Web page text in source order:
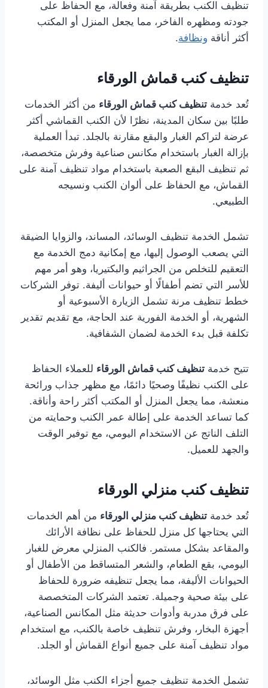
تنظيف الكنب بطريقة آمنة وفعالة، مع الحفاظ على
جودته ومظهره الفاخر، مما يجعل المنزل أو المكتب
أكثر أناقة ونظافة.
تنظيف كنب قماش الورقاء
تُعد خدمة تنظيف كنب قماش الورقاء من أكثر الخدمات
طلبًا بين سكان المدينة، نظرًا لأن الكنب القماشي أكثر
عرضة لتراكم الغبار والبقع مقارنة بالجلد. تبدأ العملية
بإزالة الغبار باستخدام مكانس صناعية وفرش متخصصة،
ثم تنظيف البقع الصعبة باستخدام مواد تنظيف آمنة على
القماش، مع الحفاظ على ألوان الكنب ونسيجه
الطبيعي.
تشمل الخدمة تنظيف الوسائد، المساند، والزوايا الضيقة
التي يصعب الوصول إليها، مع إمكانية دمج الخدمة مع
التعقيم للتخلص من الجراثيم والبكتيريا، وهو أمر مهم
للأسر التي تضم أطفالًا أو حيوانات أليفة. توفر الشركات
خطط تنظيف مرنة تشمل الزيارة الأسبوعية أو
الشهرية، أو الخدمة الفورية عند الحاجة، مع تقديم تقدير
تكلفة قبل بدء الخدمة لضمان الشفافية.
تتيح خدمة تنظيف كنب قماش الورقاء للعملاء الحفاظ
على الكنب نظيفًا وصحيًا دائمًا، مع مظهر جذاب ورائحة
منعشة، مما يجعل المنزل أو المكتب أكثر راحة وأناقة.
كما تساعد الخدمة على إطالة عمر الكنب وحمايته من
التلف الناتج عن الاستخدام اليومي، مع توفير الوقت
والجهد للعميل.
تنظيف كنب منزلي الورقاء
تُعد خدمة تنظيف كنب منزلي الورقاء من أهم الخدمات
التي يحتاجها كل منزل للحفاظ على نظافة الأرائك
والمقاعد بشكل مستمر. فالكنب المنزلي معرض للغبار
اليومي، بقع الطعام، والشعر المتساقط من الأطفال أو
الحيوانات الأليفة، مما يجعل تنظيفه ضرورة للحفاظ
على بيئة صحية وجميلة. تعتمد الشركات المتخصصة
على فرق مدربة وأدوات حديثة مثل المكانس الصناعية،
أجهزة البخار، وفرش تنظيف خاصة بالكنب، مع استخدام
مواد تنظيف آمنة على جميع أنواع القماش أو الجلد.
تشمل الخدمة تنظيف جميع أجزاء الكنب مثل الوسائد،